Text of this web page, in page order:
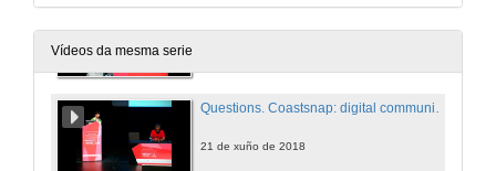
Vídeos da mesma serie
Coastsnap: digital community beach monitoring
21 de xuño de 2018